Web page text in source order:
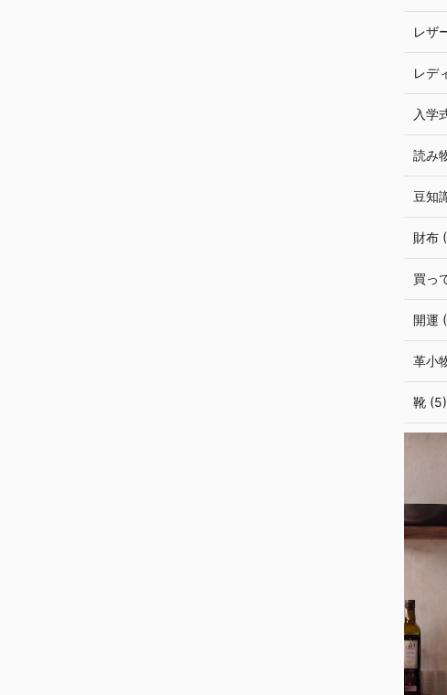
レザ
レデ
入学
読み
豆知
財布
買っ
開運
革小
靴 (5)